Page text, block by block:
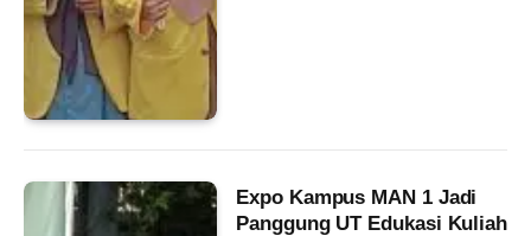
Expo Kampus MAN 1 Jadi
Panggung UT Edukasi Kuliah